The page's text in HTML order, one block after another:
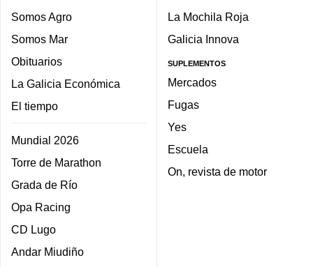
Somos Agro
Somos Mar
Obituarios
La Galicia Económica
El tiempo
Mundial 2026
Torre de Marathon
Grada de Río
Opa Racing
CD Lugo
Andar Miudiño
La Mochila Roja
Galicia Innova
SUPLEMENTOS
Mercados
Fugas
Yes
Escuela
On, revista de motor